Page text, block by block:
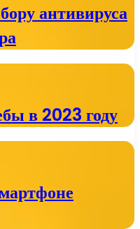
антивируса
в 2023 году